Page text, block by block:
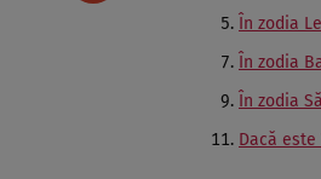
În zodia
În zodia
În zodia
Dacă